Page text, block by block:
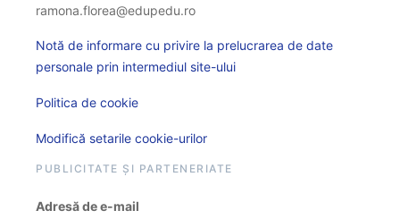
ramona.florea@edupedu.ro
Notă de informare cu privire la prelucrarea de date
personale prin intermediul site-ului
Politica de cookie
Modifică setarile cookie-urilor
PUBLICITATE ȘI PARTENERIATE
Adresă de e-mail